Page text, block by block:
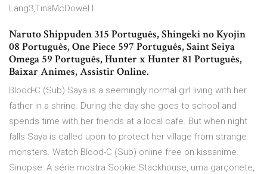
Lang3,TinaMcDowel l.
Naruto Shippuden 315 Português, Shingeki no Kyojin
08 Português, One Piece 597 Português, Saint Seiya
Omega 59 Português, Hunter x Hunter 81 Português,
Baixar Animes, Assistir Online.
Blood-C (Sub) Saya is a seemingly normal girl living with her
father in a shrine. During the day she goes to school and
spends time with her friends at a local cafe. But when night
falls Saya is called upon to protect her village from strange
monsters. Watch Blood-C (Sub) online free on kissanime.
Sinopse: A série mostra Sookie Stackhouse, uma garçonete,